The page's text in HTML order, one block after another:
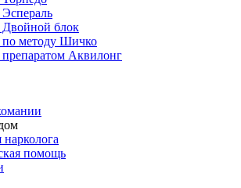
блок
по методу Шичко
Аквилонг
нарколога
помощь